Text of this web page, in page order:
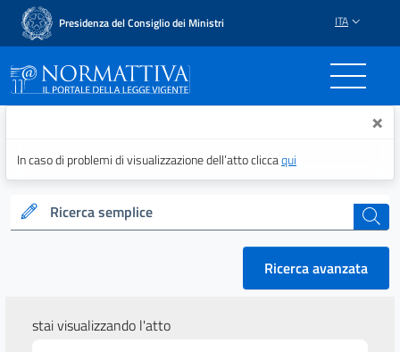
Presidenza del Consiglio dei Ministri ITA
Normattiva - Il portale ×
In caso di problemi di visualizzazione dell’atto cliccaqui
Ricerca semplice cerca
Ricerca avanzata
stai visualizzando l'atto